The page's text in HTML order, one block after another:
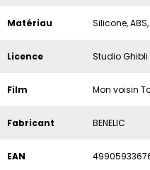
Matériau Silicone, ABS,
Licence Studio Ghibli
Film Mon voisin
Fabricant BENELIC
EAN